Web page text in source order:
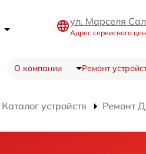
ул. Марселя
Адрес сервисного
О компании Ремонт
Каталог устройств Ремонт